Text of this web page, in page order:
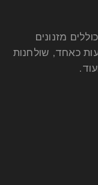
מזנונים
כאחד, שולחנות